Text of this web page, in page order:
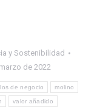
y Sostenibilidad
de 2022
de negocio molino
valor añadido